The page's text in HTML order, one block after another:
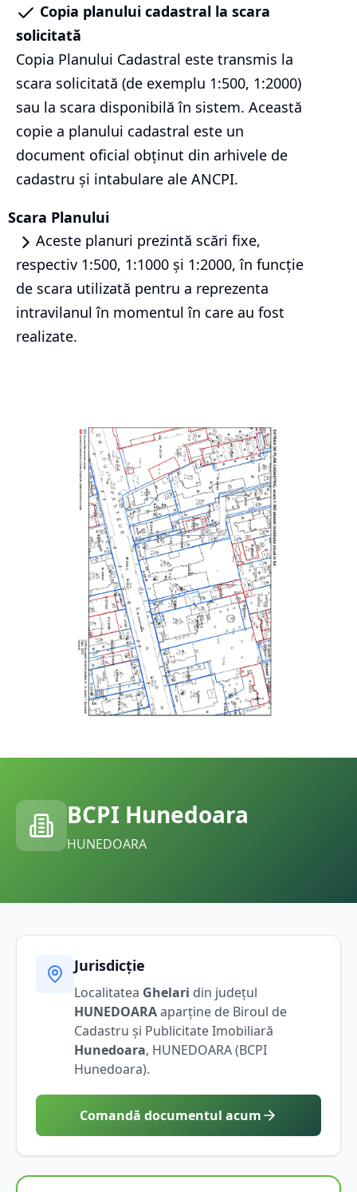
Copia planului cadastral la scara
solicitată
Copia Planului Cadastral este transmis la
scara solicitată (de exemplu 1:500, 1:2000)
sau la scara disponibilă în sistem. Această
copie a planului cadastral este un
document oficial obținut din arhivele de
cadastru și intabulare ale ANCPI.
Scara Planului
Aceste planuri prezintă scări fixe,
respectiv 1:500, 1:1000 și 1:2000, în funcție
de scara utilizată pentru a reprezenta
intravilanul în momentul în care au fost
realizate.
BCPI Hunedoara
HUNEDOARA
Jurisdicție
Localitatea Ghelari din județul
HUNEDOARAaparține de Biroul de
Cadastru și Publicitate Imobiliară
Hunedoara, HUNEDOARA(BCPI
Hunedoara).
Comandă documentul acum